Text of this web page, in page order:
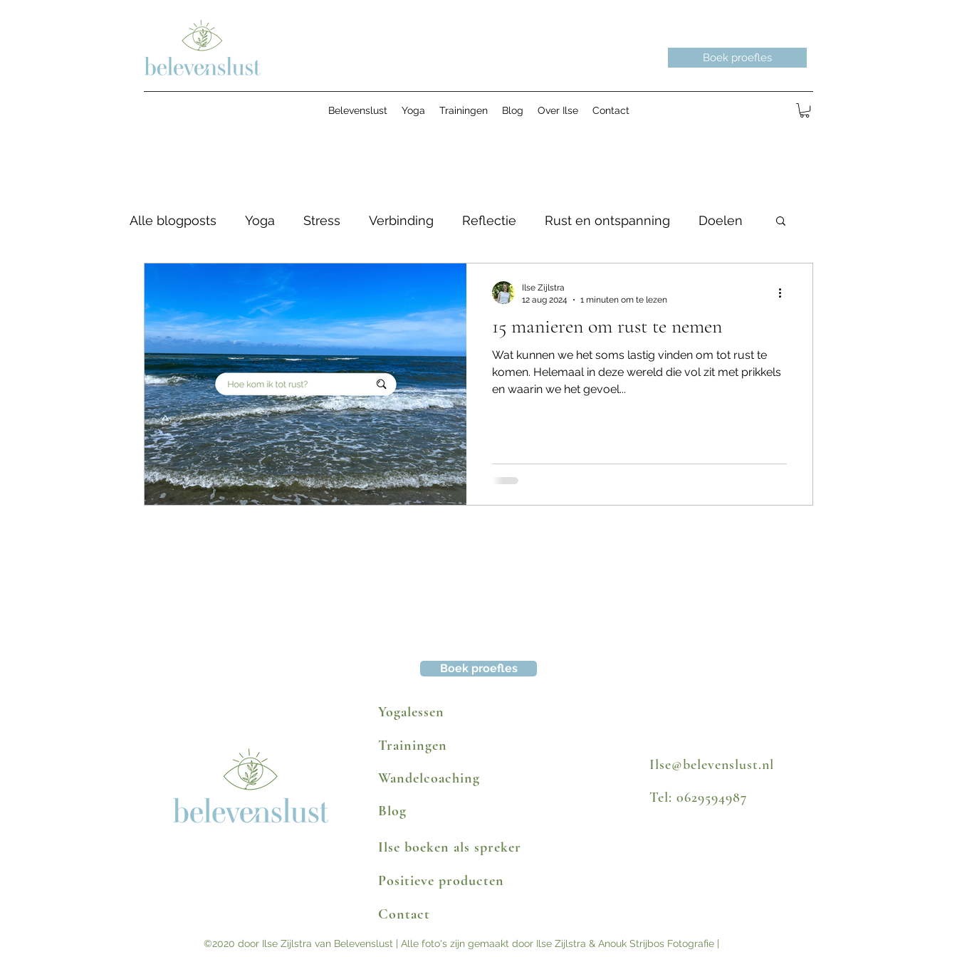
Boek proefles
Belevenslust Yoga Trainingen Blog Over Ilse Contact
Alle blogposts Yoga Stress Verbinding Reflectie Rust en ontspanning Doelen
15 manieren om rust te nemen
Wat kunnen we het soms lastig vinden om tot rust te
komen. Helemaal in deze wereld die vol zit met prikkels
en waarin we het gevoel...
Ilse Zijlstra
12 aug 2024
1 minuten om te lezen
Boek proefles
Yogalessen
Trainingen
Wandelcoaching
Blog
Ilse@belevenslust.nl
Tel: 0629594987
Ilse boeken als spreker
Positieve producten
Contact
©2020 door Ilse Zijlstra van Belevenslust | Alle foto's zijn gemaakt door Ilse Zijlstra & Anouk Strijbos Fotografie |